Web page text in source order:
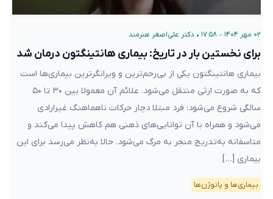
۰۲ مهر ۱۴۰۴ – ۱۷:۵۸ • دکتر علی‌اصغر هنرمند
برای نخستین بار در تاریخ: بیماری هانتینگتون درمان شد
بیماری هانتینگتون یکی از بی‌رحم‌ترین و ویرانگرترین بیماری‌ها است
که به صورت ارثی منتقل می‌شود. علائم آن معمولا بین ۳۰ تا ۵۰
سالگی شروع می‌شود: فرد مبتلا دچار حرکات ناهماهنگ غیرارادی
می‌شود و همراه با آن توانایی‌های ذهنی هم کاهش پیدا می‌کند و
متاسفانه به‌تدریج منجر به مرگ می‌شود. حالا به‌نظر می‌رسد برای این
بیماری […]
بیماری‌ها و پاتوژن‌ها